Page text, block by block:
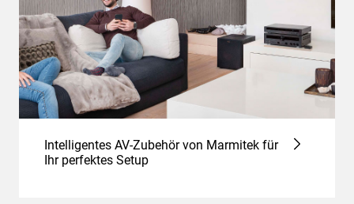
Intelligentes AV-Zubehör von Marmitek für
Ihr perfektes Setup